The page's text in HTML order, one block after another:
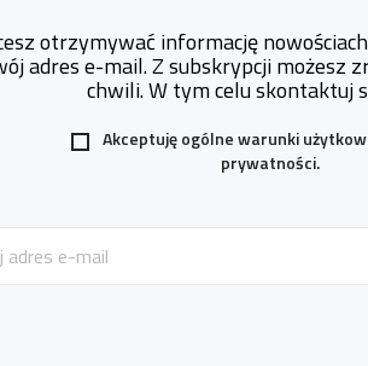
otrzymywać informację
adres e-mail. Z subskrypcji możesz
chwili. W tym celu skontaktuj
Akceptuję ogólne warunki
prywatności.